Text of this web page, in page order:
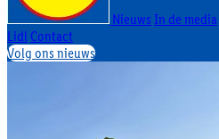
Nieuws In de media
Lidl Contact
Volg ons nieuws